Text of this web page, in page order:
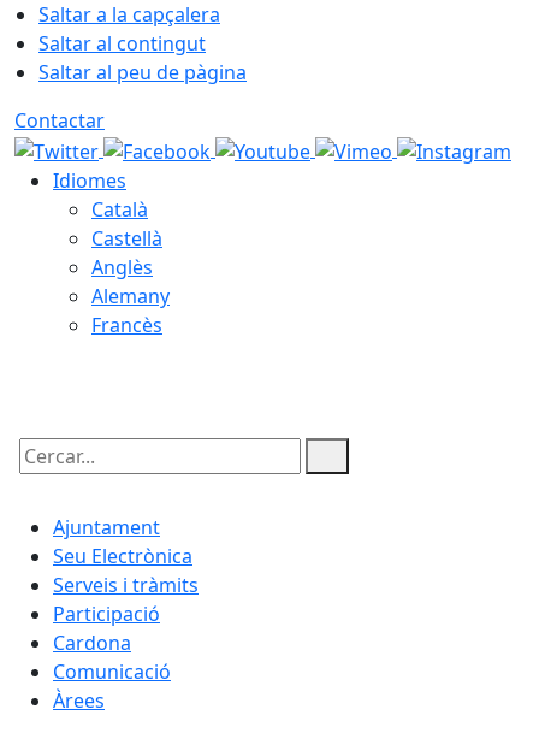
Saltar a la capçalera
Saltar al contingut
Saltar al peu de pàgina
Contactar
Idiomes
Català
Castellà
Anglès
Alemany
Francès
Cercar:
Ajuntament
Seu Electrònica
Serveis i tràmits
Participació
Cardona
Comunicació
Àrees